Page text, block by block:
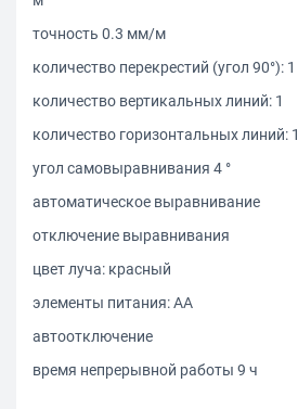
точность 0.3 мм/м
количество перекрестий (угол 90°): 1
количество вертикальных линий: 1
количество горизонтальных линий: 1
угол самовыравнивания 4 °
автоматическое выравнивание
отключение выравнивания
цвет луча: красный
элементы питания: АА
автоотключение
время непрерывной работы 9 ч